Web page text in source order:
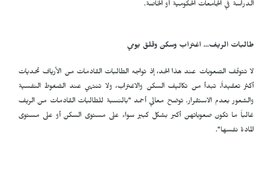
الدراسة في الجامعات الحكومية أو الخاصة.
طالبات الريف... اغتراب وسكن وقلق يومي
لا تتوقف الصعوبات عند هذا الحد، إذ تواجه الطالبات القادمات من الأرياف تحديات
أكثر تعقيداً، تبدأ من تكاليف السكن والاغتراب، ولا تنتهي عند الضغوط النفسية
والشعور بعدم الاستقرار. توضح معالي أحمد "بالنسبة للطالبات القادمات من الريف
غالباً ما تكون صعوباتهن أكبر بشكل كبير سواء على مستوى السكن أو على مستوى
المادة نفسها".